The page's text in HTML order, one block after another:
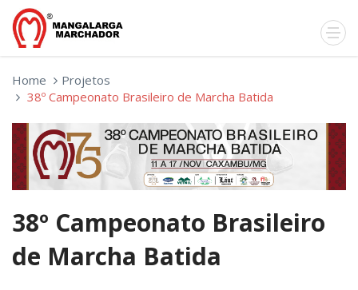
Home
Projetos
38º Campeonato Brasileiro de Marcha Batida
38º Campeonato Brasileiro
de Marcha Batida